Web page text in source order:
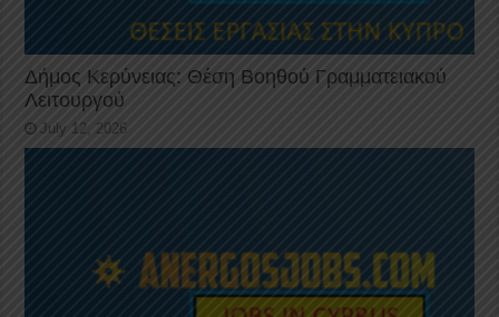
Δήμος Κερύνειας: Θέση Βοηθού Γραμματειακού
Λειτουργού
July 12, 2026